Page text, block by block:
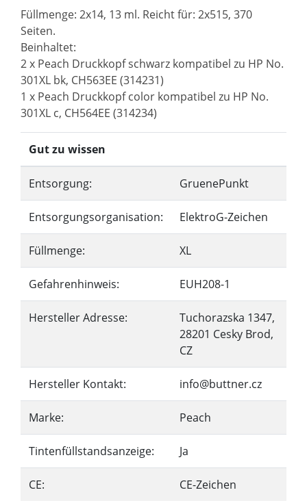
Füllmenge: 2x14, 13 ml. Reicht für: 2x515, 370
Seiten.
Beinhaltet:
2 x Peach Druckkopf schwarz kompatibel zu HP No.
301XL bk, CH563EE (314231)
1 x Peach Druckkopf color kompatibel zu HP No.
301XL c, CH564EE (314234)
Gut zu wissen
Entsorgung: GruenePunkt
Entsorgungsorganisation: ElektroG-Zeichen
Füllmenge: XL
Gefahrenhinweis: EUH208-1
Hersteller Adresse:
Tuchorazska 1347,
28201 Cesky Brod,
CZ
Hersteller Kontakt: info@buttner.cz
Marke: Peach
Tintenfüllstandsanzeige: Ja
CE: CE-Zeichen